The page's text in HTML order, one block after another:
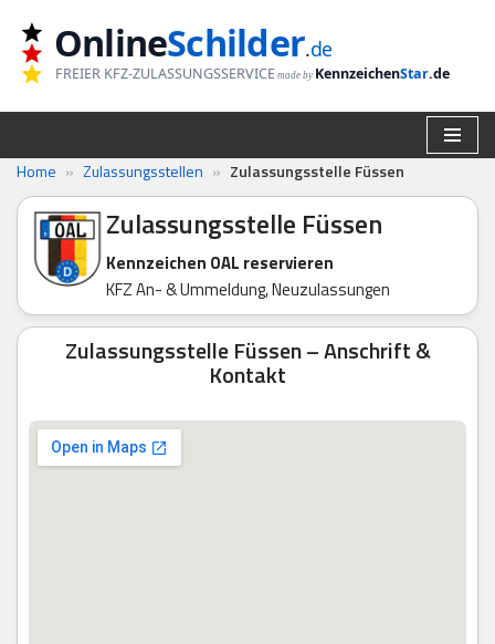
Zum
Inhalt
springen
OnlineSchilder.de
FREIER KFZ-ZULASSUNGSSERVICE made by KennzeichenStar.de
Home » Zulassungsstellen » Zulassungsstelle Füssen
Zulassungsstelle Füssen
Kennzeichen OAL reservieren
KFZ An- & Ummeldung, Neuzulassungen
Zulassungsstelle Füssen – Anschrift &
Kontakt